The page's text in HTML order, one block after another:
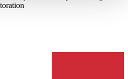
Ihrer Nutzung der Dienste